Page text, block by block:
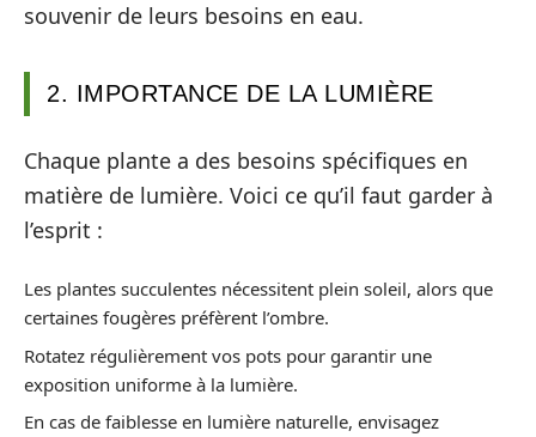
souvenir de leurs besoins en eau.
2. IMPORTANCE DE LA LUMIÈRE
Chaque plante a des besoins spécifiques en
matière de lumière. Voici ce qu’il faut garder à
l’esprit :
Les plantes succulentes nécessitent plein soleil, alors que
certaines fougères préfèrent l’ombre.
Rotatez régulièrement vos pots pour garantir une
exposition uniforme à la lumière.
En cas de faiblesse en lumière naturelle, envisagez